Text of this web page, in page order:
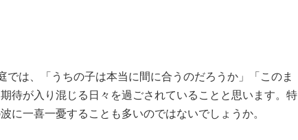
は、「うちの子は本当に間に合うのだろうか」「このま
待が入り混じる日々を過ごされていることと思います。特
に一喜一憂することも多いのではないでしょうか。